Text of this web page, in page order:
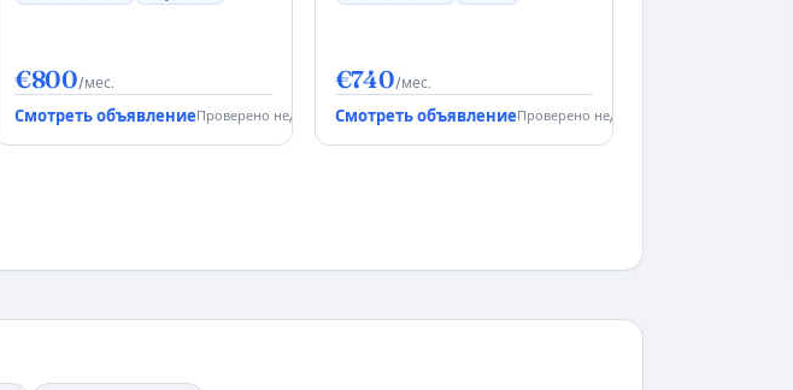
€800/мес.
Смотреть объявлениеПроверено недавно
€740/мес.
Смотреть объявлениеПроверено недавно